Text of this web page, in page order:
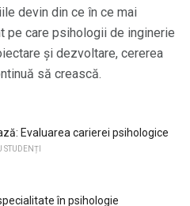
devin din ce în ce mai
pe care psihologii de inginerie
și dezvoltare, cererea
să crească.
Evaluarea carierei psihologice
STUDENȚI
în psihologie